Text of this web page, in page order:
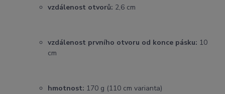
vzdálenost otvorů: 2,6 cm
vzdálenost prvního otvoru od konce pásku: 10
cm
hmotnost: 170 g (110 cm varianta)